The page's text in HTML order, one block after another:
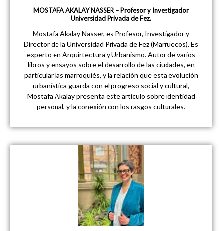
MOSTAFA AKALAY NASSER – Profesor y Investigador
Universidad Privada de Fez.
Mostafa Akalay Nasser, es Profesor, Investigador y
Director de la Universidad Privada de Fez (Marruecos). Es
experto en Arquirtectura y Urbanismo. Autor de varios
libros y ensayos sobre el desarrollo de las ciudades, en
particular las marroquiés, y la relación que esta evolución
urbanística guarda con el progreso social y cultural,
Mostafa Akalay presenta este artículo sobre identidad
personal, y la conexión con los rasgos culturales.